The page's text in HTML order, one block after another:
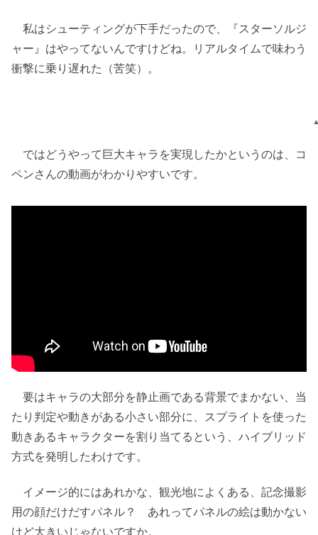
私はシューティングが下手だったので、『スターソルジ
ャー』はやってないんですけどね。リアルタイムで味わう
衝撃に乗り遅れた（苦笑）。
ではどうやって巨大キャラを実現したかというのは、コ
ペンさんの動画がわかりやすいです。
要はキャラの大部分を静止画である背景でまかない、当
たり判定や動きがある小さい部分に、スプライトを使った
動きあるキャラクターを割り当てるという、ハイブリッド
方式を発明したわけです。
イメージ的にはあれかな、観光地によくある、記念撮影
用の顔だけだすパネル？ あれってパネルの絵は動かない
けど大きいじゃないですか。